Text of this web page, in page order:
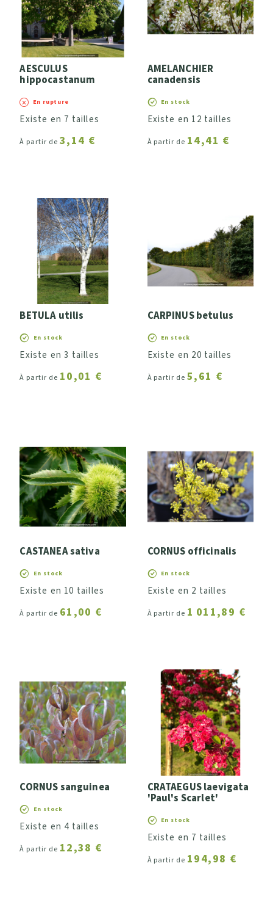
AESCULUS
hippocastanum
En rupture
Existe en 7 tailles
À partir de 3,14 €
AMELANCHIER
canadensis
En stock
Existe en 12 tailles
À partir de 14,41 €
BETULA utilis
En stock
Existe en 3 tailles
À partir de 10,01 €
CARPINUS betulus
En stock
Existe en 20 tailles
À partir de 5,61 €
CASTANEA sativa
En stock
Existe en 10 tailles
À partir de 61,00 €
CORNUS officinalis
En stock
Existe en 2 tailles
À partir de 1 011,89 €
CORNUS sanguinea
En stock
Existe en 4 tailles
À partir de 12,38 €
CRATAEGUS laevigata
'Paul's Scarlet'
En stock
Existe en 7 tailles
À partir de 194,98 €